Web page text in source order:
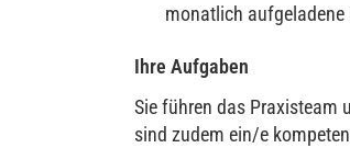
monatlich aufgeladene
Ihre Aufgaben
Sie führen das Praxisteam
sind zudem ein/e